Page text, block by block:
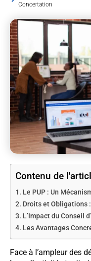
Concertation
Contenu de
Le PUP : Un
Droits et Obligations
L’Impact du Conseil
Les Avantages
Face à l’ampleur des